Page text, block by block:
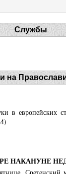
Службы
на
в
НАКАНУНЕ